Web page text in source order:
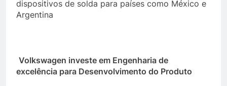
dispositivos de solda para países como México e
Argentina
Volkswagen investe em Engenharia de
excelência para Desenvolvimento do Produto